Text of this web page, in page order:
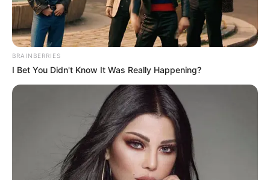
Éles hangvételű felszólalással hívta fel magára a
figyelmet Miskolcon Muri Enikő, aki a
Háborúellenes Gyűlés színpadán nem csupán a
béke fontosságáról beszélt, hanem határozott
politikai állásfoglalást is tett, nyíltan bírálva Magyar
Pétert és a Tisza Párt irányvonalát.
BRAINBERRIES
I Bet You Didn't Know It Was Really Happening?